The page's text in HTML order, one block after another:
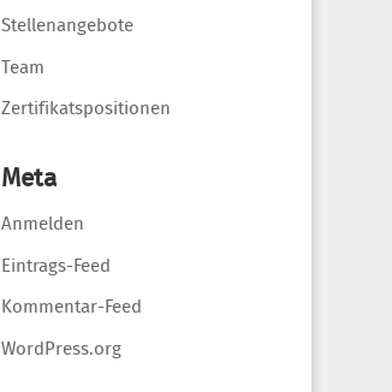
Stellenangebote
Team
Zertifikatspositionen
Meta
Anmelden
Eintrags-Feed
Kommentar-Feed
WordPress.org